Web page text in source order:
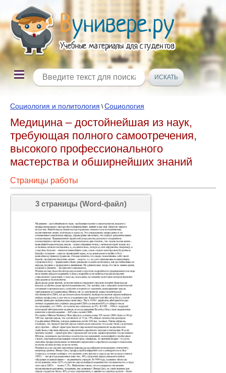
Социология и политология \Социология
Медицина – достойнейшая из наук,
требующая полного самоотречения,
высокого профессионального
мастерства и обширнейших знаний
Страницы работы
3 страницы (Word-файл)